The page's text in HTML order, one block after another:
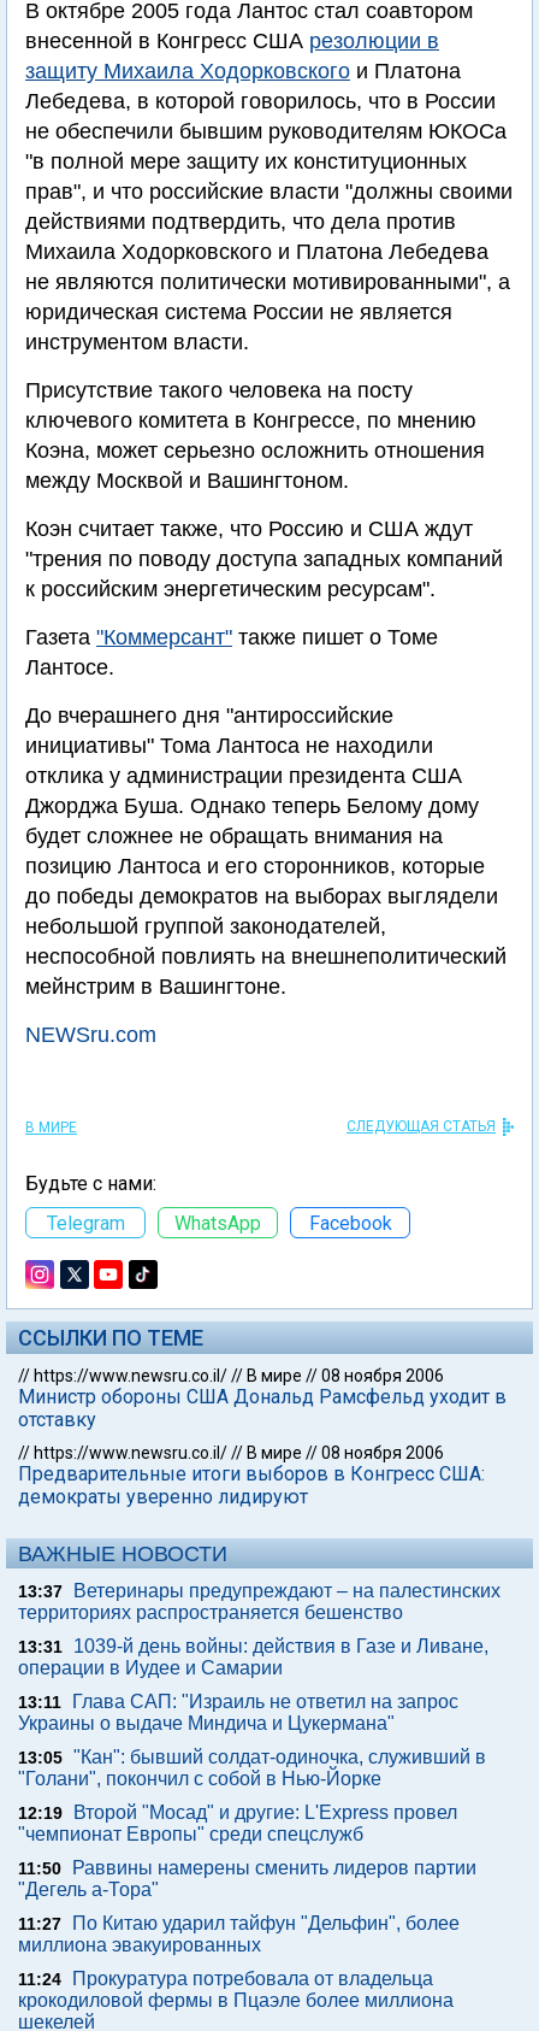
В октябре 2005 года Лантос стал соавтором
внесенной в Конгресс США резолюции в
защиту Михаила Ходорковского и Платона
Лебедева, в которой говорилось, что в России
не обеспечили бывшим руководителям ЮКОСа
"в полной мере защиту их конституционных
прав", и что российские власти "должны своими
действиями подтвердить, что дела против
Михаила Ходорковского и Платона Лебедева
не являются политически мотивированными", а
юридическая система России не является
инструментом власти.
Присутствие такого человека на посту
ключевого комитета в Конгрессе, по мнению
Коэна, может серьезно осложнить отношения
между Москвой и Вашингтоном.
Коэн считает также, что Россию и США ждут
"трения по поводу доступа западных компаний
к российским энергетическим ресурсам".
Газета "Коммерсант" также пишет о Томе
Лантосе.
До вчерашнего дня "антироссийские
инициативы" Тома Лантоса не находили
отклика у администрации президента США
Джорджа Буша. Однако теперь Белому дому
будет сложнее не обращать внимания на
позицию Лантоса и его сторонников, которые
до победы демократов на выборах выглядели
небольшой группой законодателей,
неспособной повлиять на внешнеполитический
мейнстрим в Вашингтоне.
NEWSru.com
В МИРЕ СЛЕДУЮЩАЯ СТАТЬЯ
Будьте с нами:
Telegram
WhatsApp Facebook
ССЫЛКИ ПО ТЕМЕ
// https://www.newsru.co.il/// В мире //08 ноября 2006
Министр обороны США Дональд Рамсфельд уходит в
отставку
// https://www.newsru.co.il/// В мире //08 ноября 2006
Предварительные итоги выборов в Конгресс США:
демократы уверенно лидируют
ВАЖНЫЕ НОВОСТИ
13:37
Ветеринары предупреждают – на палестинских
территориях распространяется бешенство
13:31
1039-й день войны: действия в Газе и Ливане,
операции в Иудее и Самарии
13:11
Глава САП: "Израиль не ответил на запрос
Украины о выдаче Миндича и Цукермана"
13:05 "Кан": бывший солдат-одиночка, служивший в
"Голани", покончил с собой в Нью-Йорке
12:19
Второй "Мосад" и другие: L'Express провел
"чемпионат Европы" среди спецслужб
11:50
Раввины намерены сменить лидеров партии
"Дегель а-Тора"
11:27
По Китаю ударил тайфун "Дельфин", более
миллиона эвакуированных
11:24
Прокуратура потребовала от владельца
крокодиловой фермы в Пцаэле более миллиона
шекелей